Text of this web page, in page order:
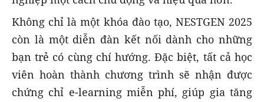
Không chỉ là một khóa đào tạo, NESTGEN 2025
còn là một diễn đàn kết nối dành cho những
bạn trẻ có cùng chí hướng. Đặc biệt, tất cả học
viên hoàn thành chương trình sẽ nhận được
chứng chỉ e-learning miễn phí, giúp gia tăng